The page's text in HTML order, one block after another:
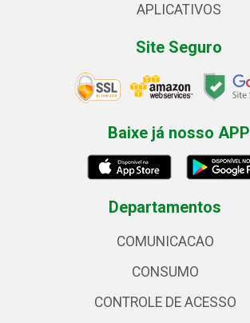
APLICATIVOS
Site Seguro
Baixe já nosso APP
Departamentos
COMUNICACAO
CONSUMO
CONTROLE DE ACESSO